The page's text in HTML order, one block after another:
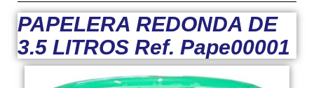
PAPELERA REDONDA DE
3.5 LITROS Ref. Pape00001